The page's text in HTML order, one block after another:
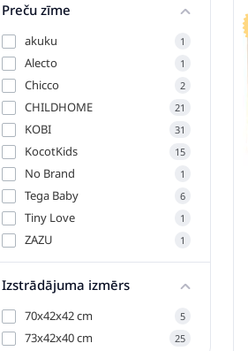
Preču zīme
akuku 1
Alecto 1
Chicco 2
CHILDHOME 21
KOBI 31
KocotKids 15
No Brand 1
Tega Baby 6
Tiny Love 1
ZAZU 1
Izstrādājuma izmērs
70x42x42 cm 5
73x42x40 cm 25